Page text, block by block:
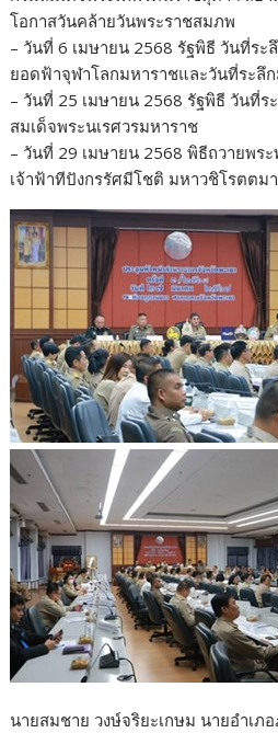
โอกาสวันคล้ายวันพระราชสมภพ
– วันที่ 6 เมษายน 2568 รัฐพิธี วันที่ร
ยอดฟ้าจุฬาโลกมหาราชและวันที่ระลึ
– วันที่ 25 เมษายน 2568 รัฐพิธี วันที่ร
สมเด็จพระนเรศวรมหาราช
– วันที่ 29 เมษายน 2568 พิธีถวายพระ
เจ้าฟ้าทีปังกรรัศมีโชติ มหาวชิโรตตม
นายสมชาย วงษ์จริยะเกษม นายอำเภ